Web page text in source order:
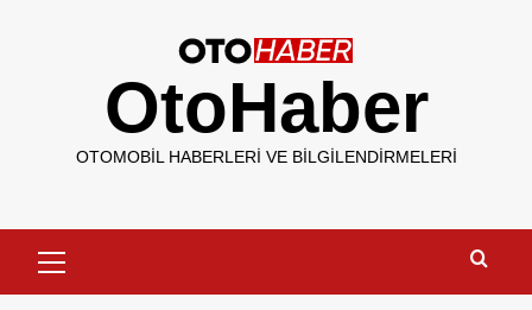
OtoHaber
OTOMOBIL HABERLERI VE BILGILENDIRMELERI